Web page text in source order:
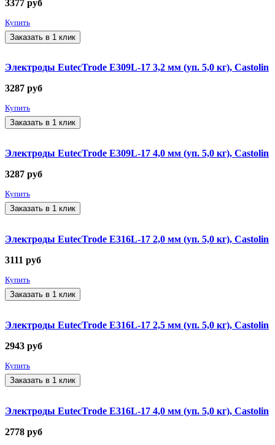
3377 руб
Купить
Заказать в 1 клик
Электроды EutecTrode E309L-17 3,2 мм (уп. 5,0 кг), Castolin
3287 руб
Купить
Заказать в 1 клик
Электроды EutecTrode E309L-17 4,0 мм (уп. 5,0 кг), Castolin
3287 руб
Купить
Заказать в 1 клик
Электроды EutecTrode E316L-17 2,0 мм (уп. 5,0 кг), Castolin
3111 руб
Купить
Заказать в 1 клик
Электроды EutecTrode E316L-17 2,5 мм (уп. 5,0 кг), Castolin
2943 руб
Купить
Заказать в 1 клик
Электроды EutecTrode E316L-17 4,0 мм (уп. 5,0 кг), Castolin
2778 руб